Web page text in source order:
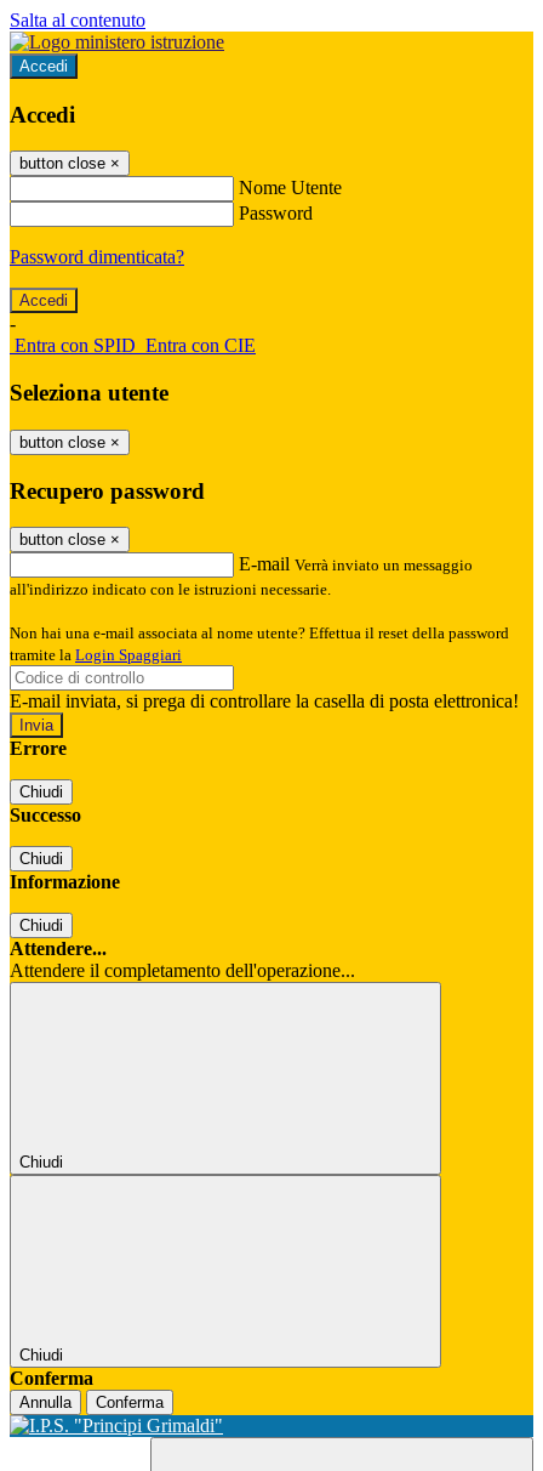
Salta al contenuto
Accedi
Accedi
button close ×
Nome Utente
Password
Password dimenticata?
-
Entra con SPID Entra con CIE
Seleziona utente
button close ×
Recupero password
button close ×
E-mail Verrà inviato un messaggio
all'indirizzo indicato con le istruzioni necessarie.
Non hai una e-mail associata al nome utente? Effettua il reset della password
tramite la Login Spaggiari
E-mail inviata, si prega di controllare la casella di posta elettronica!
Errore
Chiudi
Successo
Chiudi
Informazione
Chiudi
Attendere...
Attendere il completamento dell'operazione...
Chiudi
Chiudi
Conferma
Annulla Conferma